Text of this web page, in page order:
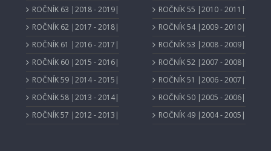
ROČNÍK 63 |2018 - 2019|
ROČNÍK 62 |2017 - 2018|
ROČNÍK 61 |2016 - 2017|
ROČNÍK 60 |2015 - 2016|
ROČNÍK 59 |2014 - 2015|
ROČNÍK 58 |2013 - 2014|
ROČNÍK 57 |2012 - 2013|
ROČNÍK 55 |2010 - 2011|
ROČNÍK 54 |2009 - 2010|
ROČNÍK 53 |2008 - 2009|
ROČNÍK 52 |2007 - 2008|
ROČNÍK 51 |2006 - 2007|
ROČNÍK 50 |2005 - 2006|
ROČNÍK 49 |2004 - 2005|